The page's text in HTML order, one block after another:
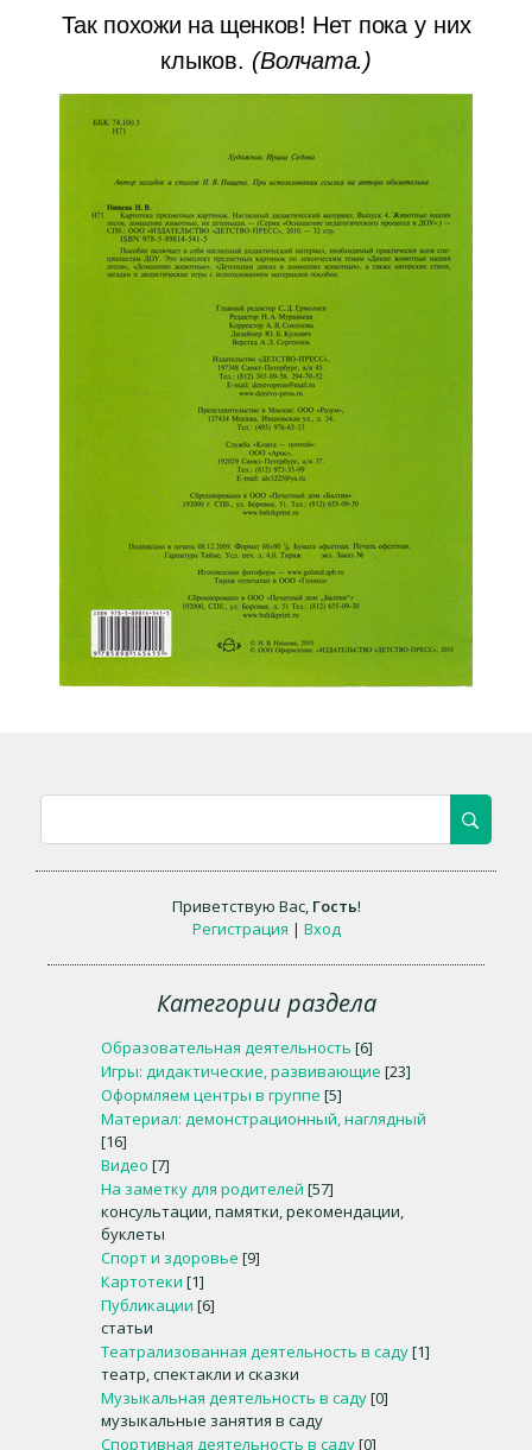
Так похожи на щенков! Нет пока у них
клыков. (Волчата.)
Приветствую Вас, Гость!
Регистрация | Вход
Категории раздела
Образовательная деятельность [6]
Игры: дидактические, развивающие [23]
Оформляем центры в группе [5]
Материал: демонстрационный, наглядный
[16]
Видео [7]
На заметку для родителей [57]
консультации, памятки, рекомендации,
буклеты
Спорт и здоровье [9]
Картотеки [1]
Публикации [6]
статьи
Театрализованная деятельность в саду[1]
театр, спектакли и сказки
Музыкальная деятельность в саду[0]
музыкальные занятия в саду
Спортивная деятельность в саду[0]